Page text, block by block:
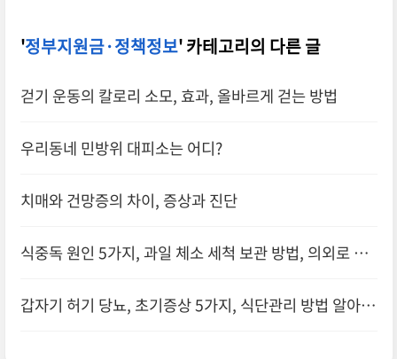
'정부지원금·정책정보' 카테고리의 다른 글
걷기 운동의 칼로리 소모, 효과, 올바르게 걷는 방법
우리동네 민방위 대피소는 어디?
치매와 건망증의 차이, 증상과 진단
식중독 원인 5가지, 과일 체소 세척 보관 방법, 의외로 배
갑자기 허기 당뇨, 초기증상 5가지, 식단관리 방법 알아보